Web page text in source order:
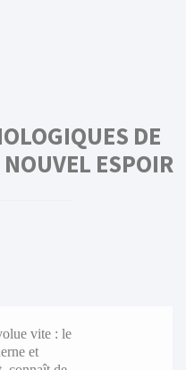
DE
ESPOIR
vite : le
et